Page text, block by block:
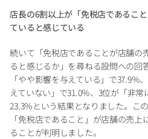
店長の6割以上が「免税店であるこ
ていると感じている
続いて「免税店であることが店舗の
ると感じるか」を尋ねる設問への回
「やや影響を与えている」で37.9％
えていない」で31.0％、3位が「非
23.3％という結果となりました。こ
「免税店であること」が店舗の売
ることが判明しました。